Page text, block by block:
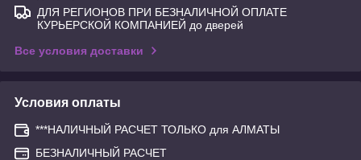
ДЛЯ РЕГИОНОВ ПРИ БЕЗНАЛИЧНОЙ ОПЛАТЕ
КУРЬЕРСКОЙ КОМПАНИЕЙ до дверей
Все условия доставки
Условия оплаты
***НАЛИЧНЫЙ РАСЧЕТ ТОЛЬКО для АЛМАТЫ
БЕЗНАЛИЧНЫЙ РАСЧЕТ